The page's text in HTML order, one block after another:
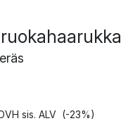
sis. ALV (-23%)